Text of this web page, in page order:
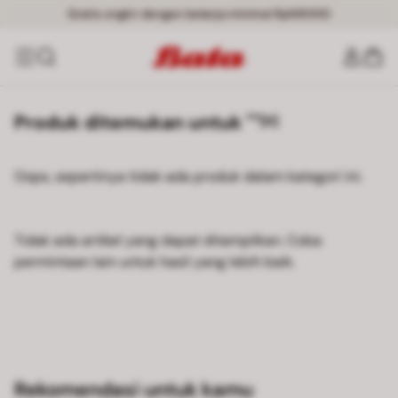
Gratis ongkir dengan belanja minimal Rp149000
Produk ditemukan untuk ""[0]
Oops, sepertinya tidak ada produk dalam kategori ini.
Tidak ada artikel yang dapat ditampilkan. Coba
permintaan lain untuk hasil yang lebih baik.
Rekomendasi untuk kamu